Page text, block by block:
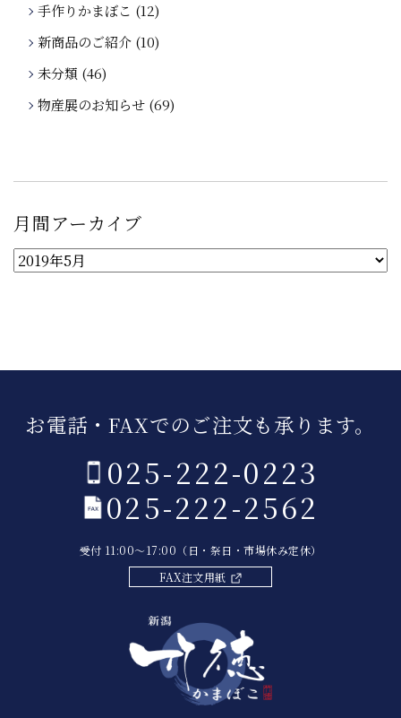
手作りかまぼこ (12)
新商品のご紹介 (10)
未分類 (46)
物産展のお知らせ (69)
月間アーカイブ
お電話・FAXでのご注文も承ります。
025-222-0223
025-222-2562
受付 11:00～17:00（日・祭日・市場休み定休）
FAX注文用紙